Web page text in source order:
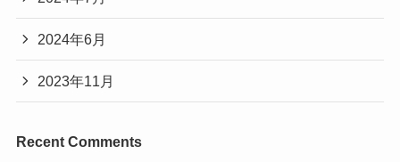
2024年6月
2023年11月
Recent Comments